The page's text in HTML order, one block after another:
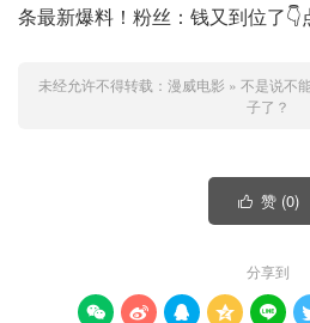
条最新爆料！粉丝：钱又到位了👇
未经允许不得转载： 漫威电影 » 不是说不
子了？
 赞 (0)
分享到
    